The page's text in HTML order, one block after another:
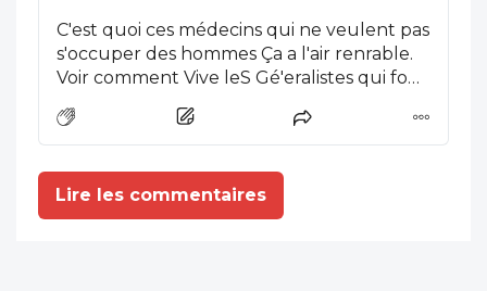
langage de startuper, heureusement que
le site m'a éclairé sur la cible, les presta et
plus globalement le modèle économique.
Tant mieux si certaines y trouve leur
compte.
C'est quoi ces médecins qui ne veulent pas
s'occuper des hommes Ça a l'air renrable.
Voir comment Vive leS Gé'eralistes qui font
sans leur ensemble Il y a une urgence de
prévention par le vaccin papillomavirus et
levdépistage des cancers utérins
mammaires etc, sans affoler
Lire les commentaires